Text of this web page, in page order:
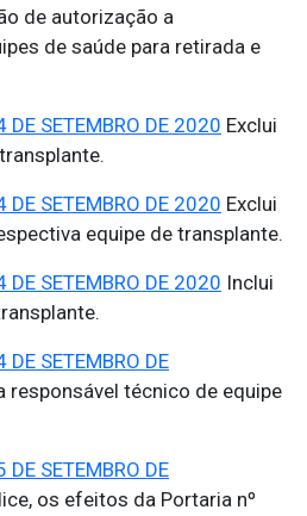
de autorização a
de saúde para retirada e
DE SETEMBRO DE 2020 Exclui
DE SETEMBRO DE 2020 Exclui
equipe de transplante.
DE SETEMBRO DE 2020 Inclui
DE SETEMBRO DE
responsável técnico de equipe
DE SETEMBRO DE
os efeitos da Portaria nº